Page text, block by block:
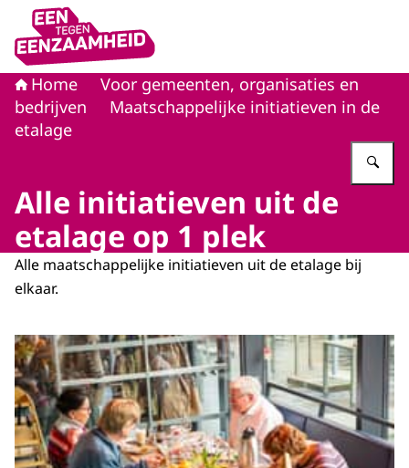
Naar de homepage van Eén tegen eenzaamheid
Home
Voor gemeenten, organisaties en
bedrijven
Maatschappelijke initiatieven in de
etalage
Alle initiatieven uit de
etalage op 1 plek
Alle maatschappelijke initiatieven uit de etalage bij
elkaar.